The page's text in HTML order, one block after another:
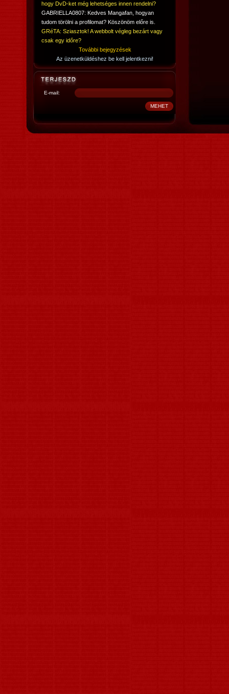
hogy DvD-ket még lehetséges innen rendelni?
GABRIELLA0807: Kedves Mangafan, hogyan
tudom törölni a profilomat? Köszönöm előre is.
GRéTA: Sziasztok! A webbolt végleg bezárt vagy
csak egy időre?
További bejegyzések
Az üzenetküldéshez be kell jelentkezni!
E-mail: